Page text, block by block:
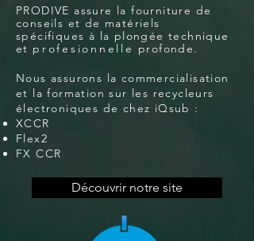
​PRODIVE assure la fourniture de
conseils et de matériels
spécifiques à la plongée technique
et profesionnelle profonde.
Nous assurons la commercialisation
et la formation sur les recycleurs
électroniques de chez iQsub :
​XCCR
Flex2
FX CCR
Découvrir notre site